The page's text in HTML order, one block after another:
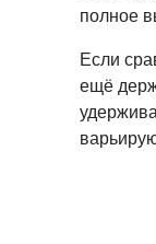
полное
Если
ещё